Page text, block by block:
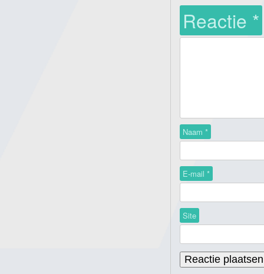
Reactie *
Naam *
E-mail *
Site